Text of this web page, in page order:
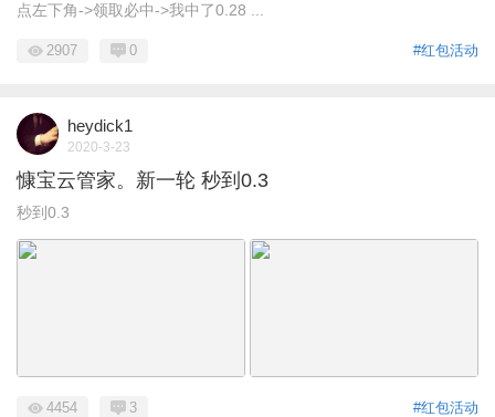
点左下角->领取必中->我中了0.28 ...
#红包活动
2907 0
heydick1
2020-3-23
慷宝云管家。新一轮 秒到0.3
秒到0.3
#红包活动
4454 3